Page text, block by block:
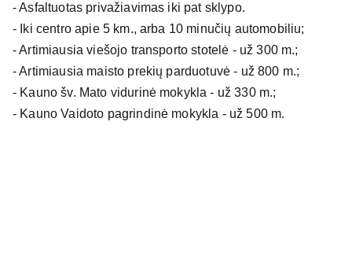
- Asfaltuotas privažiavimas iki pat sklypo.
- Iki centro apie 5 km., arba 10 minučių automobiliu;
- Artimiausia viešojo transporto stotelė - už 300 m.;
- Artimiausia maisto prekių parduotuvė - už 800 m.;
- Kauno šv. Mato vidurinė mokykla - už 330 m.;
- Kauno Vaidoto pagrindinė mokykla - už 500 m.